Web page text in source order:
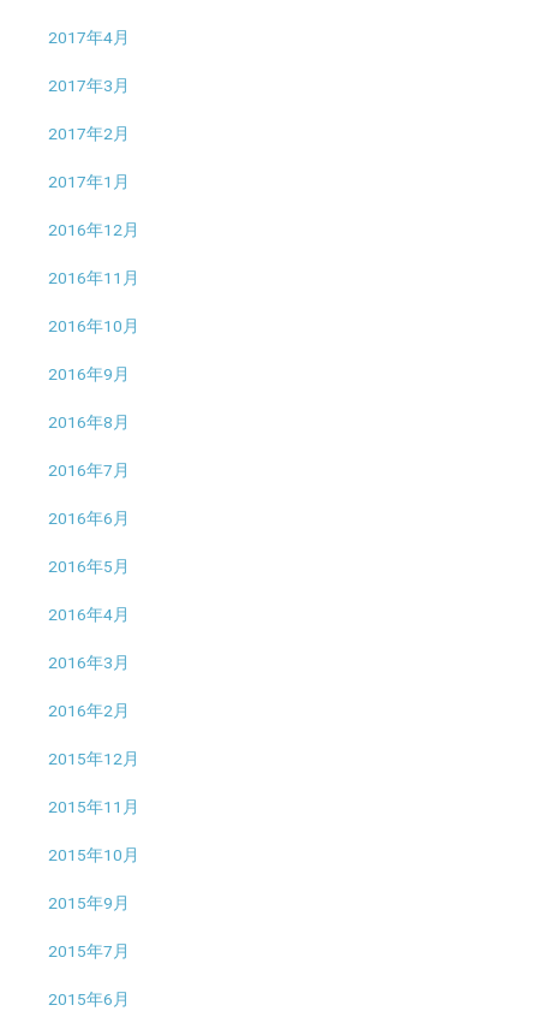
2017年4月
2017年3月
2017年2月
2017年1月
2016年12月
2016年11月
2016年10月
2016年9月
2016年8月
2016年7月
2016年6月
2016年5月
2016年4月
2016年3月
2016年2月
2015年12月
2015年11月
2015年10月
2015年9月
2015年7月
2015年6月